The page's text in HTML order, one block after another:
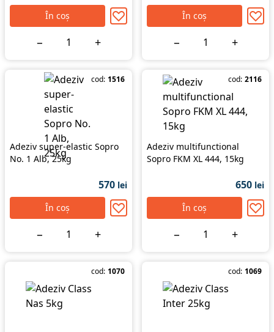
În coș
− +
În coș
− +
cod: 1516
Adeziv super-elastic Sopro
No. 1 Alb, 25kg
570 lei
În coș
− +
cod: 2116
Adeziv multifunctional
Sopro FKM XL 444, 15kg
650 lei
În coș
− +
cod: 1070 cod: 1069